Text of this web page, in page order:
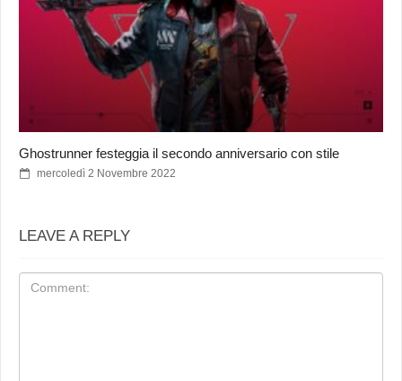
Ghostrunner festeggia il secondo anniversario con stile
mercoledì 2 Novembre 2022
LEAVE A REPLY